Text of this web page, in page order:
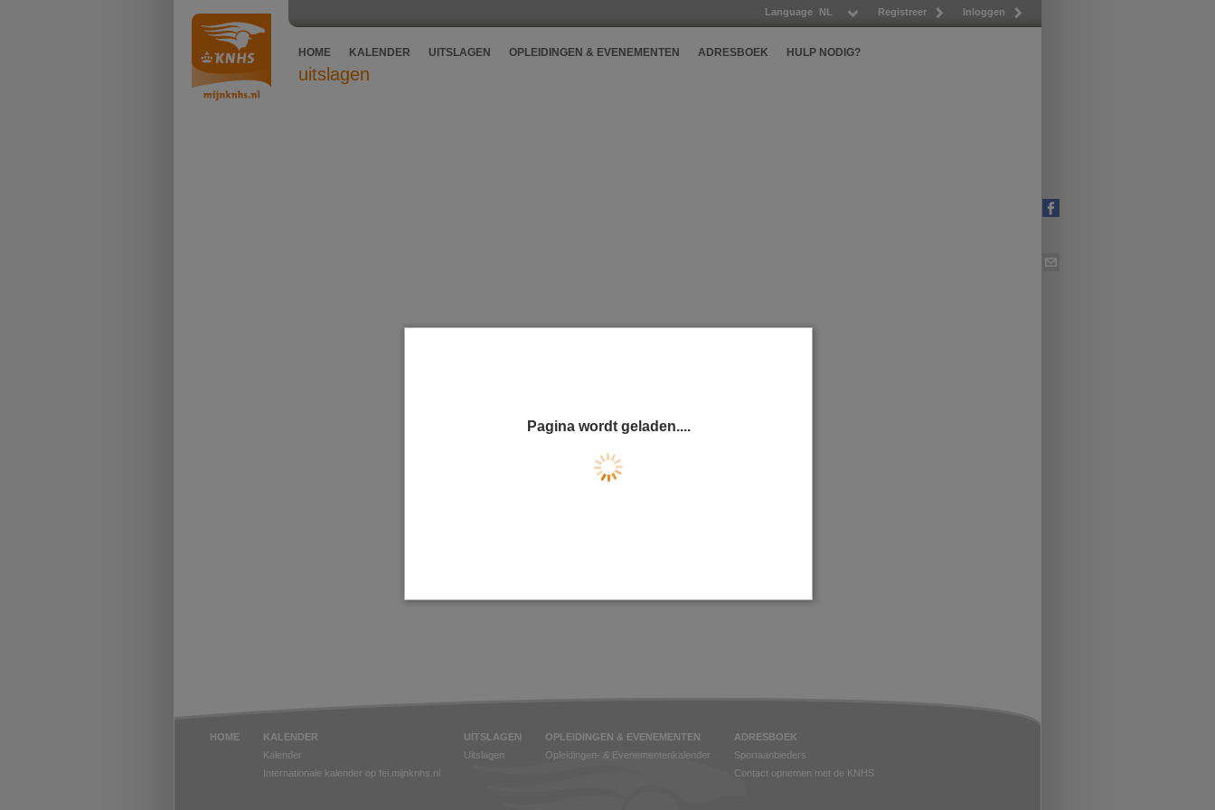
Registreer Inloggen
Language NL
HOME KALENDER UITSLAGEN OPLEIDINGEN & EVENEMENTEN ADRESBOEK HULP NODIG?
uitslagen
HOME
KALENDER
Kalender
Internationale kalender op fei.mijnknhs.nl
UITSLAGEN
Uitslagen
OPLEIDINGEN & EVENEMENTEN
Opleidingen- & Evenementenkalender
ADRESBOEK
Sportaanbieders
Contact opnemen met de KNHS
Pagina wordt geladen....